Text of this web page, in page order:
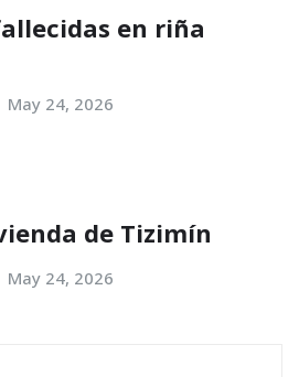
en riña
May 24, 2026
de Tizimín
May 24, 2026